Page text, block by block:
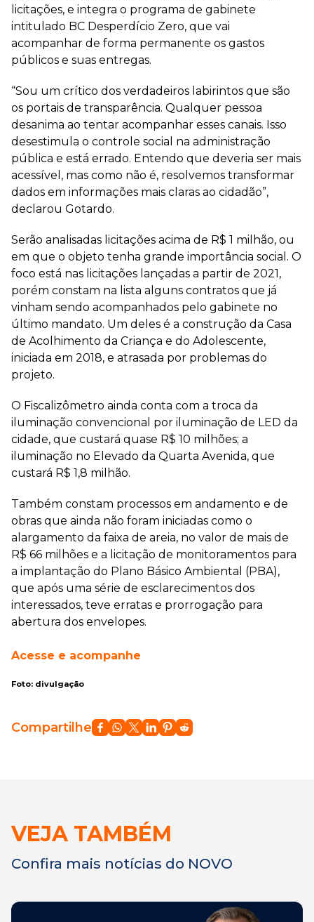
licitações, e integra o programa de gabinete
intitulado BC Desperdício Zero, que vai
acompanhar de forma permanente os gastos
públicos e suas entregas.
“Sou um crítico dos verdadeiros labirintos que são
os portais de transparência. Qualquer pessoa
desanima ao tentar acompanhar esses canais. Isso
desestimula o controle social na administração
pública e está errado. Entendo que deveria ser mais
acessível, mas como não é, resolvemos transformar
dados em informações mais claras ao cidadão”,
declarou Gotardo.
Serão analisadas licitações acima de R$ 1 milhão, ou
em que o objeto tenha grande importância social. O
foco está nas licitações lançadas a partir de 2021,
porém constam na lista alguns contratos que já
vinham sendo acompanhados pelo gabinete no
último mandato. Um deles é a construção da Casa
de Acolhimento da Criança e do Adolescente,
iniciada em 2018, e atrasada por problemas do
projeto.
O Fiscalizômetro ainda conta com a troca da
iluminação convencional por iluminação de LED da
cidade, que custará quase R$ 10 milhões; a
iluminação no Elevado da Quarta Avenida, que
custará R$ 1,8 milhão.
Também constam processos em andamento e de
obras que ainda não foram iniciadas como o
alargamento da faixa de areia, no valor de mais de
R$ 66 milhões e a licitação de monitoramentos para
a implantação do Plano Básico Ambiental (PBA),
que após uma série de esclarecimentos dos
interessados, teve erratas e prorrogação para
abertura dos envelopes.
Acesse e acompanhe
Foto: divulgação
Compartilhe
VEJA TAMBÉM
Confira mais notícias do NOVO